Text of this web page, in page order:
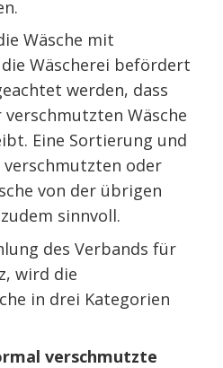
Wäsche mit
Wäscherei befördert
werden, dass
Wäsche
Eine Sortierung und
oder
von der übrigen
sinnvoll.
des Verbands für
wird die
in drei Kategorien
verschmutzte